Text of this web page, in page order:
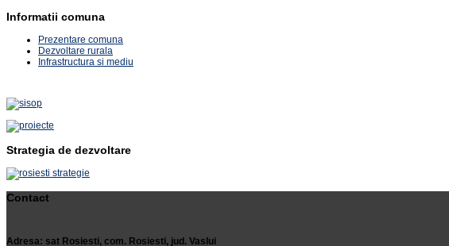
Informatii comuna
Prezentare comuna
Dezvoltare rurala
Infrastructura si mediu
Strategia de dezvoltare
Contact
Adresa: sat Rosiesti, com. Rosiesti, jud. Vaslui